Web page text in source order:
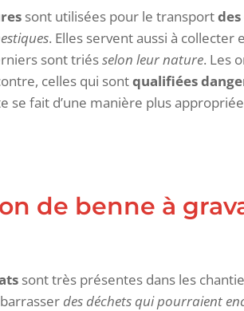
sont utilisées pour le transport
. Elles servent aussi à collecter
sont triésselon leur nature. Les
celles qui sontqualifiées
se fait d’une manière plus
de benne à
sont très présentes dans les
des déchets qui pourraient